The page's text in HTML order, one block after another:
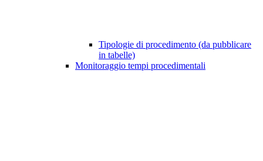
Tipologie di procedimento (da pubblicare
in tabelle)
Monitoraggio tempi procedimentali